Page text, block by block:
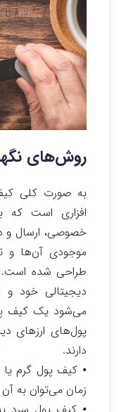
روش‌های
به صورت کلی
افزاری است که
خصوصی، ارسال و
موجودی آن‌ها و
طراحی شده است.
دیجیتالی خود و
می‌شود یک کیف
پول‌های ارزهای
دارند.
⦁ کیف پول گرم
زمان می‌توان به